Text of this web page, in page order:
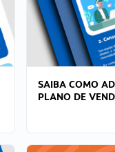
SAIBA COMO
PLANO DE